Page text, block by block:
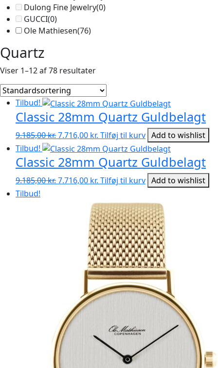
Dulong Fine Jewelry(0)
GUCCI(0)
Ole Mathiesen(76)
Quartz
Viser 1–12 af 78 resultater
Tilbud!
Classic 28mm Quartz Guldbelagt
9.185,00kr.Den
oprindelige
pris
var:
9.185,00 kr..
7.716,00 kr. Den
aktuelle
pris
er:
7.716,00 kr..
Tilføj til kurv Add to wishlist
Tilbud!
Classic 28mm Quartz Guldbelagt
9.185,00kr.Den
9.185,00 kr..
7.716,00 kr. Den
pris
er:
7.716,00 kr..
Tilføj til kurv Add to wishlist
Tilbud!